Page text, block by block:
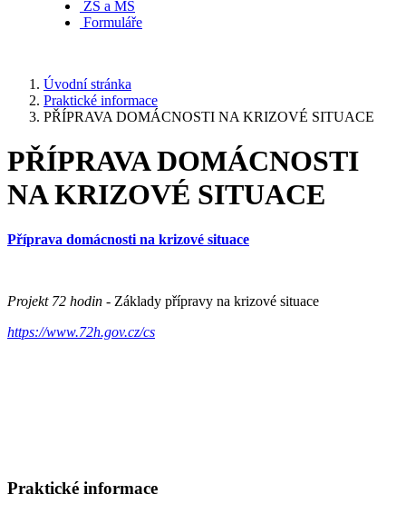
ZŠ a MŠ
Formuláře
Úvodní stránka
Praktické informace
PŘÍPRAVA DOMÁCNOSTI NA KRIZOVÉ SITUACE
PŘÍPRAVA DOMÁCNOSTI
NA KRIZOVÉ SITUACE
Příprava domácnosti na krizové situace
Projekt 72 hodin - Základy přípravy na krizové situace
https://www.72h.gov.cz/cs
Praktické informace